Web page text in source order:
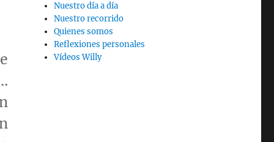
Nuestro día a día
Nuestro recorrido
Quienes somos
Reflexiones personales
Vídeos Willy